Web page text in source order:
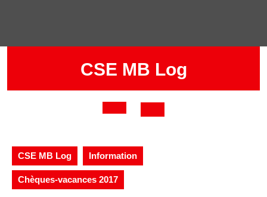
CSE MB Log
Button
CSE MB Log Information
Chèques-vacances 2017